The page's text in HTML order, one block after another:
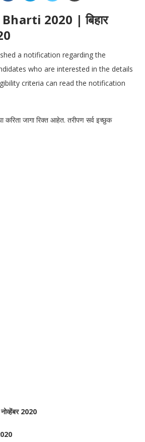
2020 | बिहार
a notification regarding the
who are interested in the details
criteria can read the notification
करिता जागा रिक्त आहेत. तरीपण सर्व इच्छुक
2020